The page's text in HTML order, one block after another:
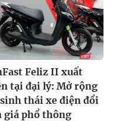
Feliz II xuất
tại đại lý: Mở rộng
thái xe điện đổi
giá phổ thông